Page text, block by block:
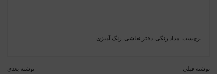
برچسب: مداد رنگی, دفتر نقاشی, رنگ آمیزی
نوشته قبلی نوشته بعدی